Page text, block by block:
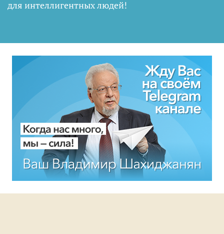
для интеллигентных людей!